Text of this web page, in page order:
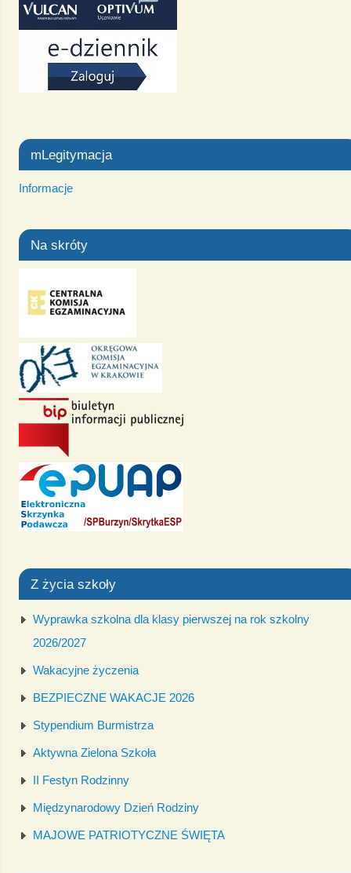
mLegitymacja
Informacje
Na skróty
Z życia szkoły
Wyprawka szkolna dla klasy pierwszej na rok szkolny
2026/2027
Wakacyjne życzenia
BEZPIECZNE WAKACJE 2026
Stypendium Burmistrza
Aktywna Zielona Szkoła
II Festyn Rodzinny
Międzynarodowy Dzień Rodziny
MAJOWE PATRIOTYCZNE ŚWIĘTA